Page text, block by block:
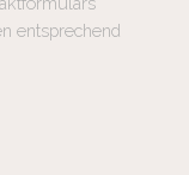
entsprechend